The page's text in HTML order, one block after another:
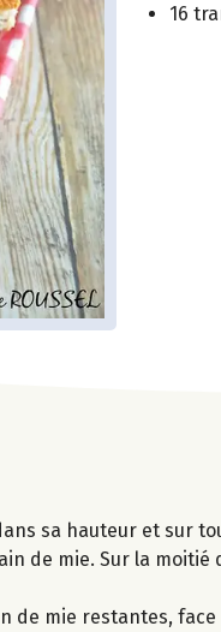
16
sa hauteur et sur
de mie. Sur la
de mie restantes,